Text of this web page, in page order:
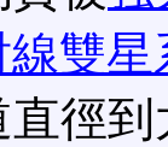
線雙星
徑